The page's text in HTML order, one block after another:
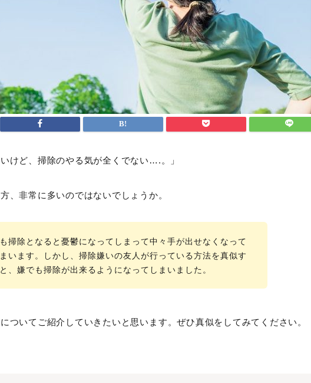
いけど、掃除のやる気が全くでない….。」
、非常に多いのではないでしょうか。
掃除となると憂鬱になってしまって中々手が出せなくなって
います。しかし、掃除嫌いの友人が行っている方法を真似す
、嫌でも掃除が出来るようになってしまいました。
ついてご紹介していきたいと思います。ぜひ真似をしてみてください。